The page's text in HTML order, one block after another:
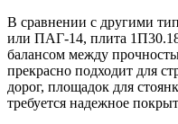
В сравнении с другими
или ПАГ-14, плита
балансом между
прекрасно подходит для
дорог, площадок для
требуется надежное